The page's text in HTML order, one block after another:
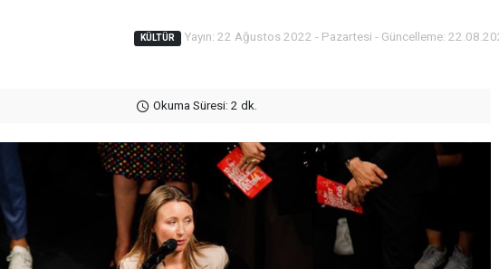
KÜLTÜR Yayın: 22 Ağustos 2022 - Pazartesi - Güncelleme:
Okuma Süresi: 2 dk.